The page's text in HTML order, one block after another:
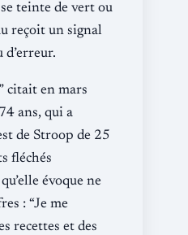
teinte de vert ou
reçoit un signal
d’erreur.
citait en mars
ans, qui a
de Stroop de 25
fléchés
évoque ne
: “Je me
recettes et des